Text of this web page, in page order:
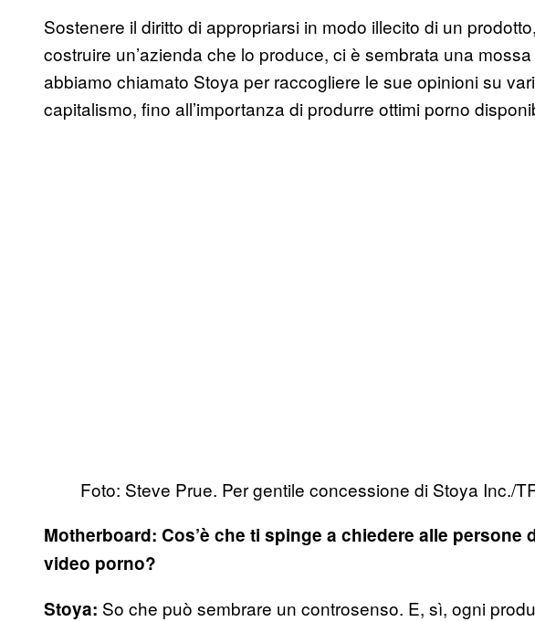
Sostenere il diritto di appropriarsi in modo illecito di un
costruire un’azienda che lo produce, ci è sembrata una
abbiamo chiamato Stoya per raccogliere le sue opinioni su
capitalismo, fino all’importanza di produrre ottimi porno
Foto: Steve Prue. Per gentile concessione di Stoya Inc./
Motherboard: Cos’è che ti spinge a chiedere alle persone
video porno?
Stoya: So che può sembrare un controsenso. E, sì, ogni